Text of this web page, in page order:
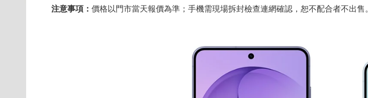
注意事項： 價格以門市當天報價為準；手機需現場拆封檢查連網確認，恕不配合者不出售。